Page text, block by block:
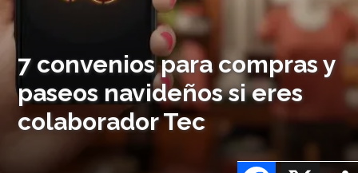
7 convenios para compras y
paseos navideños si eres
colaborador Tec
X
Facebook